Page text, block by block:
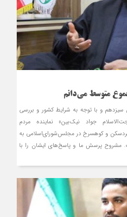
متوسط می‌دانم
و با توجه به شرایط کشور و بررسی
جواد نیک‌بین» نماینده مردم
بردسکن و کوهسرخ در مجلس‌شورای‌اسلامی به
مشروح پرسش ما و پاسخ‌های ایشان را با